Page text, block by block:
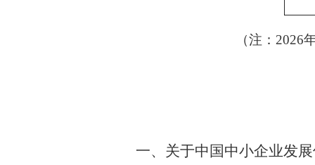
（注：
一、关于中国中小企业发